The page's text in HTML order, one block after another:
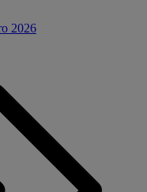
2026